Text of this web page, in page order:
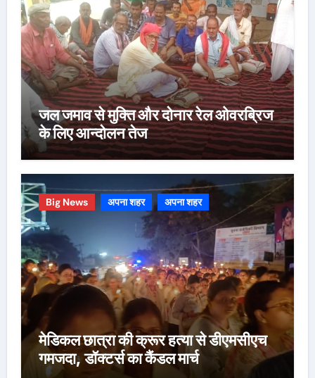
जल जमाव से मुक्ति और दोनार रेल ओवरब्रिज
के लिए आन्दोलन तेज
Big News अपना शहर अपना शहर
मेडिकल छात्रा की क्रूर हत्या से डीएमसीएच
गमजदा, डॉक्टर्स का कैंडल मार्च